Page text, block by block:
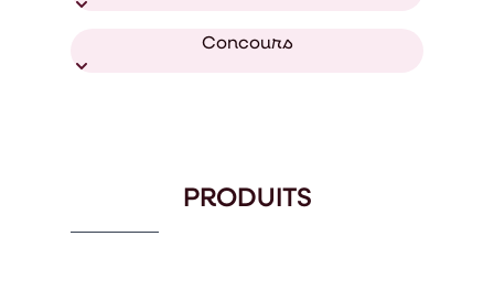
Concours
PRODUITS